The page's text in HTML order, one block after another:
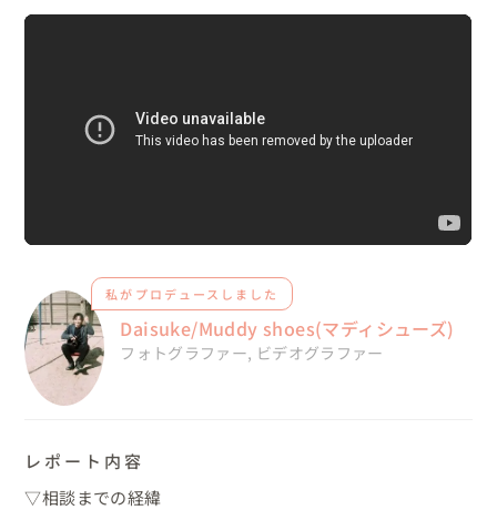
私がプロデュースしました
Daisuke/Muddy shoes(マディシューズ)
フォトグラファー, ビデオグラファー
レポート内容
▽相談までの経緯